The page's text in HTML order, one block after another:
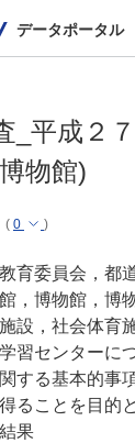
データポータル
_平成２
物館)
( 0 )
育委員会，都
，博物館，博
設，社会体育
習センターに
する基本的事
ることを目的
果